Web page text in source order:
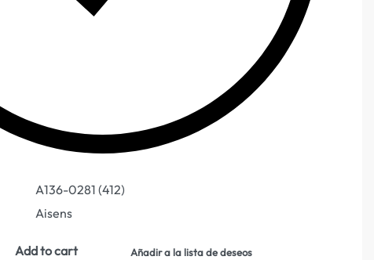
A136-0281 (412)
Aisens
Add to cart Añadir a la lista de deseos